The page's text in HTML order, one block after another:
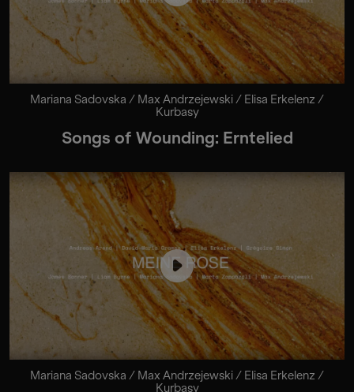
Mariana Sadovska / Max Andrzejewski / Elisa Erkelenz /
Kurbasy
Songs of Wounding: Erntelied
Mariana Sadovska / Max Andrzejewski / Elisa Erkelenz /
Kurbasy